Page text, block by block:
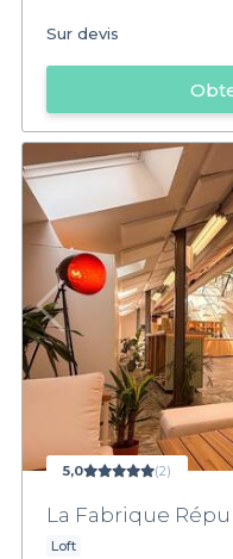
Sur devis
5,0 (2)
La Fabrique
Loft